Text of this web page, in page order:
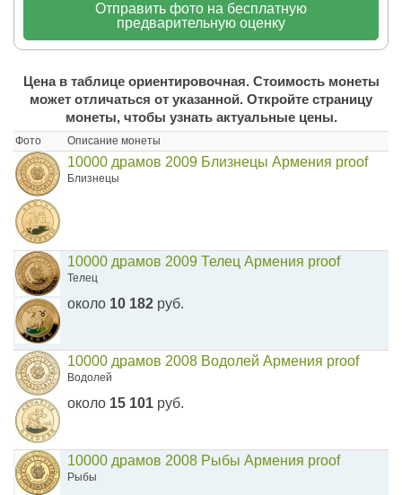
Отправить фото на бесплатную
предварительную оценку
Цена в таблице ориентировочная. Стоимость монеты
может отличаться от указанной. Откройте страницу
монеты, чтобы узнать актуальные цены.
Фото Описание монеты
10000 драмов 2009 Близнецы Армения proof
Близнецы
10000 драмов 2009 Телец Армения proof
Телец
около 10 182 руб.
10000 драмов 2008 Водолей Армения proof
Водолей
около 15 101 руб.
10000 драмов 2008 Рыбы Армения proof
Рыбы